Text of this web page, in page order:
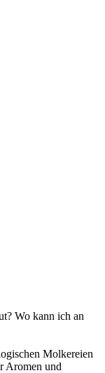
Wo kann ich an
Molkereien
Aromen und